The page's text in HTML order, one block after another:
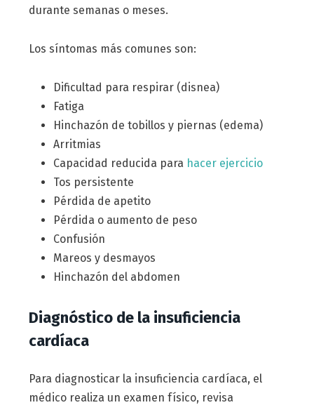
durante semanas o meses.
Los síntomas más comunes son:
Dificultad para respirar (disnea)
Fatiga
Hinchazón de tobillos y piernas (edema)
Arritmias
Capacidad reducida para hacer ejercicio
Tos persistente
Pérdida de apetito
Pérdida o aumento de peso
Confusión
Mareos y desmayos
Hinchazón del abdomen
Diagnóstico de la insuficiencia
cardíaca
Para diagnosticar la insuficiencia cardíaca, el
médico realiza un examen físico, revisa